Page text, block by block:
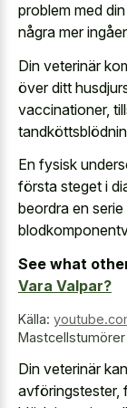
problem med
några mer
Din veterinär
över ditt
vaccinationer,
En fysisk
första steget i
beordra en
See what
Vara Valpar?
Källa:
Mastcellstumörer
Din veterinär
avföringstester,